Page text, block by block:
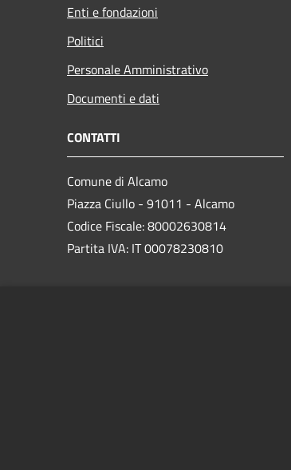
Enti e fondazioni
Politici
Personale Amministrativo
Documenti e dati
CONTATTI
Comune di Alcamo
Piazza Ciullo - 91011 - Alcamo
Codice Fiscale: 80002630814
Partita IVA: IT 00078230810